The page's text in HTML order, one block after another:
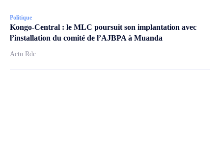
Politique
Kongo-Central : le MLC poursuit son implantation avec
l’installation du comité de l’AJBPA à Muanda
Actu Rdc